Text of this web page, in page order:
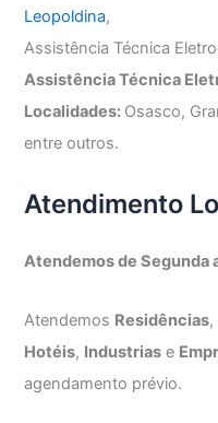
Leopoldina,
Assistência Técnica
Assistência Técnica
Localidades: Osasco,
entre outros.
Atendimento
Atendemos de Segunda
Atendemos Residências,
Hotéis, Industrias e
agendamento prévio.